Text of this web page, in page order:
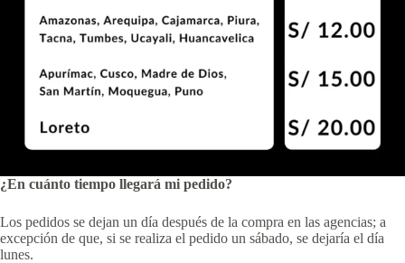
¿En cuánto tiempo llegará mi pedido?
Los pedidos se dejan un día después de la compra en las agencias; a
excepción de que, si se realiza el pedido un sábado, se dejaría el día
lunes.